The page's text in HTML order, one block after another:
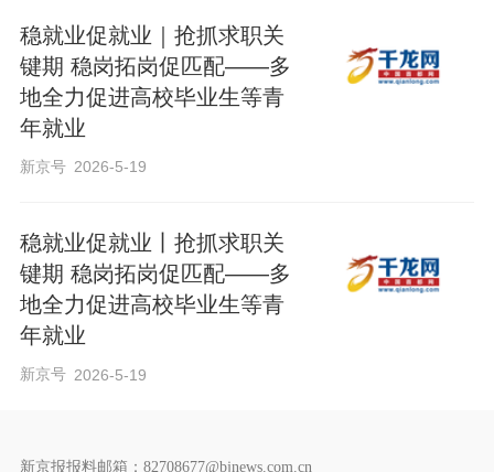
稳就业促就业｜抢抓求职关
键期 稳岗拓岗促匹配——多
地全力促进高校毕业生等青
年就业
新京号 2026-5-19
稳就业促就业丨抢抓求职关
键期 稳岗拓岗促匹配——多
地全力促进高校毕业生等青
年就业
新京号 2026-5-19
新京报报料邮箱：82708677@bjnews.com.cn